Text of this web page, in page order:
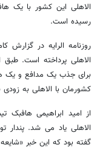
الاهلی این کشور با یک
رسیده است.
روزنامه الرایه در گزارش
الاهلی پرداخته است. طبق
برای جذب یک مدافع و یک
کشورمان با الاهلی به
از امید ابراهیمی هافبک
الاهلی یاد می شد. پندار
گفته بود که این خبر